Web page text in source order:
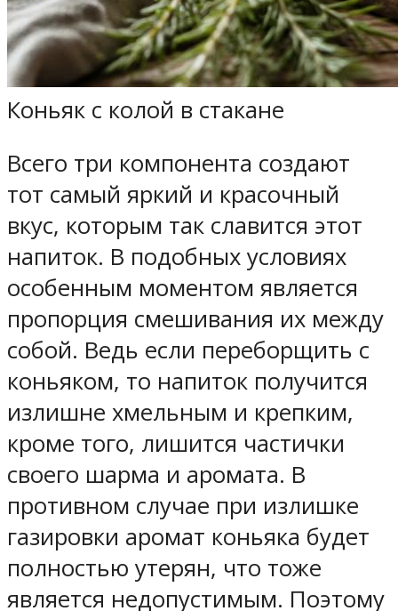
Коньяк с колой в стакане
Всего три компонента создают
тот самый яркий и красочный
вкус, которым так славится этот
напиток. В подобных условиях
особенным моментом является
пропорция смешивания их между
собой. Ведь если переборщить с
коньяком, то напиток получится
излишне хмельным и крепким,
кроме того, лишится частички
своего шарма и аромата. В
противном случае при излишке
газировки аромат коньяка будет
полностью утерян, что тоже
является недопустимым. Поэтому